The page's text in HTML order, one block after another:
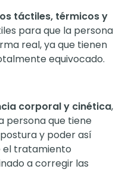
táctiles, térmicos y
para que la persona
real, ya que tienen
equivocado.
corporal y cinética,
persona que tiene
y poder así
tratamiento
a corregir las